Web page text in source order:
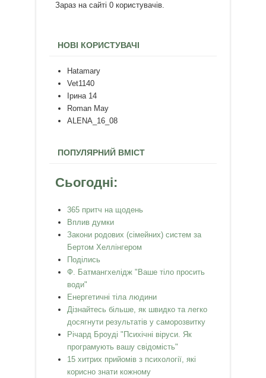
Зараз на сайті 0 користувачів.
НОВІ КОРИСТУВАЧІ
Hatamary
Vet1140
Ірина 14
Roman May
ALENA_16_08
ПОПУЛЯРНИЙ ВМІСТ
Сьогодні:
365 притч на щодень
Вплив думки
Закони родових (сімейних) систем за
Бертом Хеллінгером
Поділись
Ф. Батмангхелідж "Ваше тіло просить
води"
Енергетичні тіла людини
Дізнайтесь більше, як швидко та легко
досягнути результатів у саморозвитку
Річард Броуді "Психічні віруси. Як
програмують вашу свідомість"
15 хитрих прийомів з психології, які
корисно знати кожному